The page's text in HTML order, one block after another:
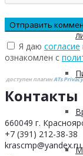
Я даю согласие
ознакомлен с
доступен плагинATs
Контакты
660049 г.
+7 (391) 212-38-38
krascmp@yandex.ru